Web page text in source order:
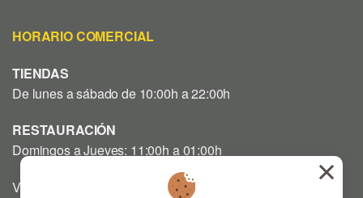
HORARIO COMERCIAL
TIENDAS
De lunes a sábado de 10:00h a 22:00h
RESTAURACIÓN
Domingos a Jueves: 11:00h a 01:00h
Viernes y Sábado: 12:00h a 03:00h